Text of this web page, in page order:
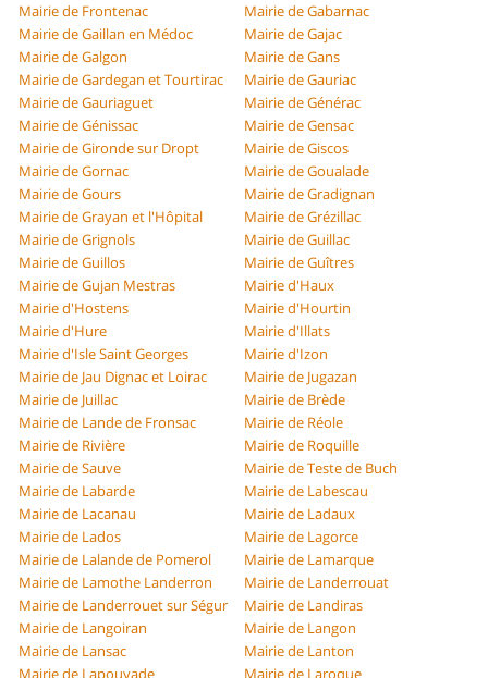
Mairie de Frontenac
Mairie de Gabarnac
Mairie de Gaillan en Médoc
Mairie de Gajac
Mairie de Galgon
Mairie de Gans
Mairie de Gardegan et Tourtirac
Mairie de Gauriac
Mairie de Gauriaguet
Mairie de Générac
Mairie de Génissac
Mairie de Gensac
Mairie de Gironde sur Dropt
Mairie de Giscos
Mairie de Gornac
Mairie de Goualade
Mairie de Gours
Mairie de Gradignan
Mairie de Grayan et l'Hôpital
Mairie de Grézillac
Mairie de Grignols
Mairie de Guillac
Mairie de Guillos
Mairie de Guîtres
Mairie de Gujan Mestras
Mairie d'Haux
Mairie d'Hostens
Mairie d'Hourtin
Mairie d'Hure
Mairie d'Illats
Mairie d'Isle Saint Georges
Mairie d'Izon
Mairie de Jau Dignac et Loirac
Mairie de Jugazan
Mairie de Juillac
Mairie de Brède
Mairie de Lande de Fronsac
Mairie de Réole
Mairie de Rivière
Mairie de Roquille
Mairie de Sauve
Mairie de Teste de Buch
Mairie de Labarde
Mairie de Labescau
Mairie de Lacanau
Mairie de Ladaux
Mairie de Lados
Mairie de Lagorce
Mairie de Lalande de Pomerol
Mairie de Lamarque
Mairie de Lamothe Landerron
Mairie de Landerrouat
Mairie de Landerrouet sur Ségur
Mairie de Landiras
Mairie de Langoiran
Mairie de Langon
Mairie de Lansac
Mairie de Lanton